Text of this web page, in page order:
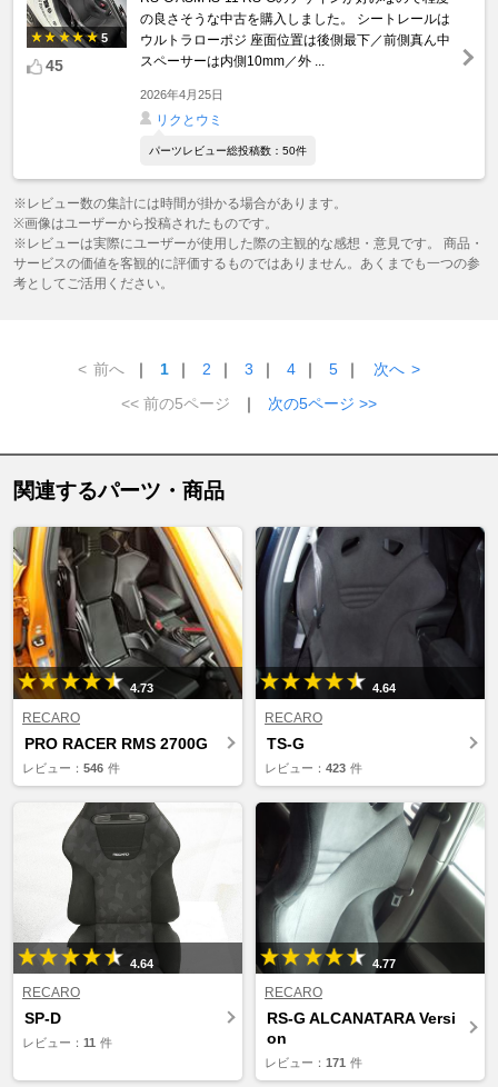
5
45
の良さそうな中古を購入しました。 シートレールは
ウルトラローポジ 座面位置は後側最下／前側真ん中
スペーサーは内側10mm／外 ...
2026年4月25日
リクとウミ
パーツレビュー総投稿数：50件
※レビュー数の集計には時間が掛かる場合があります。
※画像はユーザーから投稿されたものです。
※レビューは実際にユーザーが使用した際の主観的な感想・意見です。 商品・
サービスの価値を客観的に評価するものではありません。あくまでも一つの参
考としてご活用ください。
< 前へ ｜ 1 ｜ 2 ｜ 3 ｜ 4 ｜ 5 ｜ 次へ >
<< 前の5ページ
｜ 次の5ページ >>
関連するパーツ・商品
4.73
RECARO
PRO RACER RMS 2700G
レビュー： 546 件
4.64
RECARO
TS-G
レビュー： 423 件
4.64
RECARO
SP-D
レビュー： 11 件
4.77
RECARO
RS-G ALCANATARA Versi
on
レビュー： 171 件